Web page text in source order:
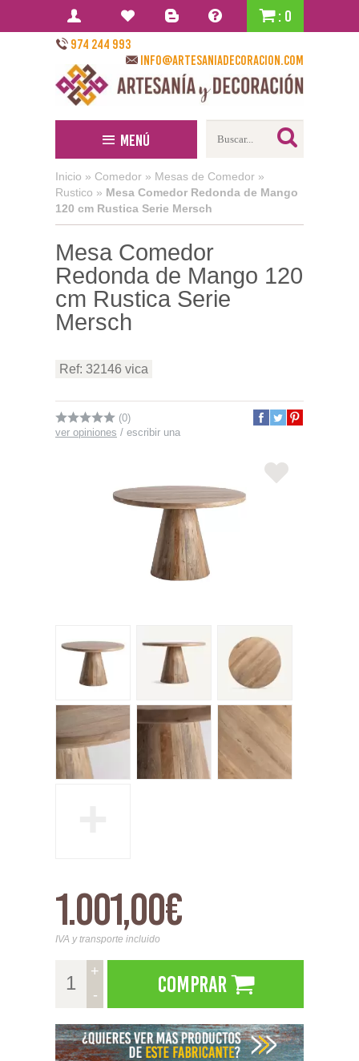
: 0
974 244 993
info@artesaniadecoracion.com
Menú
Inicio » Comedor » Mesas de Comedor »
Rustico » Mesa Comedor Redonda de Mango
120 cm Rustica Serie Mersch
Mesa Comedor
Redonda de Mango 120
cm Rustica Serie
Mersch
Ref: 32146 vica
(0)
ver opiniones / escribir una
1.001,00€
IVA y transporte incluido
+
-
Comprar